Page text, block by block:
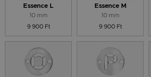
Essence L
10 mm
9 900 Ft
Essence M
10 mm
9 900 Ft